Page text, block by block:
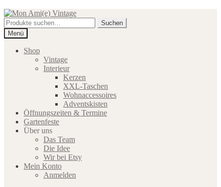
Zur
Navigation
springen
Zum
Inhalt
springen
Suche
nach:
Suchen
Menü
Shop
Vintage
Interieur
Kerzen
XXL-Taschen
Wohnaccessoires
Adventskisten
Öffnungszeiten & Termine
Gartenfeste
Über uns
Das Team
Die Idee
Wir bei Etsy
Mein Konto
Anmelden